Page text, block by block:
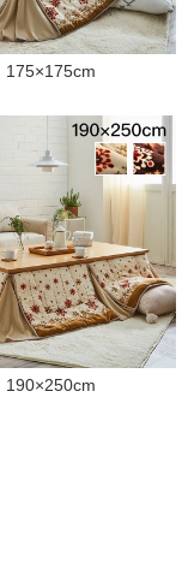
175×175cm
190×250cm